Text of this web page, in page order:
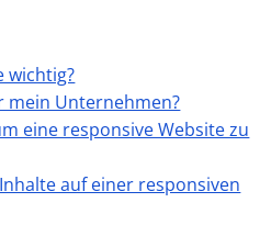
wichtig?
mein Unternehmen?
eine responsive Website zu
auf einer responsiven